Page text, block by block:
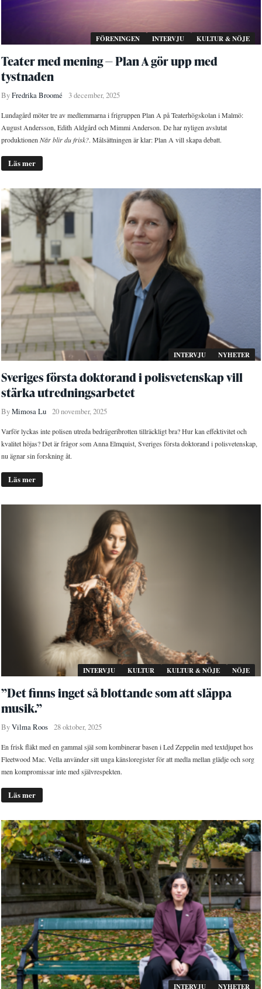
FÖRENINGEN INTERVJU KULTUR & NÖJE
Teater med mening — Plan A gör upp med
tystnaden
ByFredrika Broomé 3 december, 2025
Lundagård möter tre av medlemmarna i frigruppen Plan A på Teaterhögskolan i Malmö:
August Andersson, Edith Aldgård och Mimmi Anderson. De har nyligen avslutat
produktionenNär blir du frisk?. Målsättningen är klar: Plan A vill skapa debatt.
Läs mer
INTERVJU NYHETER
Sveriges första doktorand i polisvetenskap vill
stärka utredningsarbetet
ByMimosa Lu 20 november, 2025
Varför lyckas inte polisen utreda bedrägeribrotten tillräckligt bra? Hur kan effektivitet och
kvalitet höjas? Det är frågor som Anna Elmquist, Sveriges första doktorand i polisvetenskap,
nu ägnar sin forskning åt.
Läs mer
INTERVJU KULTUR KULTUR & NÖJE NÖJE
”Det finns inget så blottande som att släppa
musik.”
ByVilma Roos 28 oktober, 2025
En frisk fläkt med en gammal själ som kombinerar basen i Led Zeppelin med textdjupet hos
Fleetwood Mac. Vella använder sitt unga känsloregister för att medla mellan glädje och sorg
men kompromissar inte med självrespekten.
Läs mer
INTERVJU NYHETER